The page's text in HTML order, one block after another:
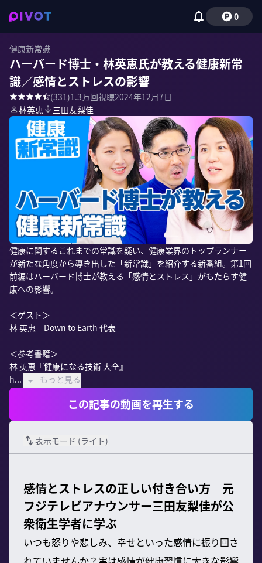
0
健康新常識
ハーバード博士・林英恵氏が教える健康新常
識／感情とストレスの影響
(331)1.3万回視聴2024年12月7日
林英恵
三田友梨佳
健康に関するこれまでの常識を疑い、健康業界のトップランナー
が新たな角度から導き出した「新常識」を紹介する新番組。第1回
前編はハーバード博士が教える「感情とストレス」がもたらす健
康への影響。
＜ゲスト＞
林 英恵　Down to Earth 代表
＜参考書籍＞
林 英恵『健康になる技術 大全』
h...
もっと見る
この記事の動画を再生する
表示モード (ライト)
感情とストレスの正しい付き合い方─元
フジテレビアナウンサー三田友梨佳が公
衆衛生学者に学ぶ
いつも怒りや悲しみ、幸せといった感情に振り回さ